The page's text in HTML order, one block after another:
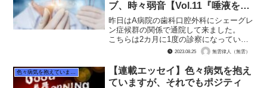
ブ、時々弱音【Vol.11『唾液を出
す薬の回数が増えました』】
昨日はA病院の歯科口腔外科にシェーグレ
ン症候群の関係で通院して来ました。
こちらは2カ月に1度の診察になってい
て、唾液を出す飲み薬とうがい薬が処方
されています。 今の所夕食後に1回って
いう容量で飲み薬が出ていました。これ
を飲み始めてからは、...
2023.08.25 無雲律人（無雲）
【連載エッセイ】色々病気を抱え
ていますが、それでもポジティ